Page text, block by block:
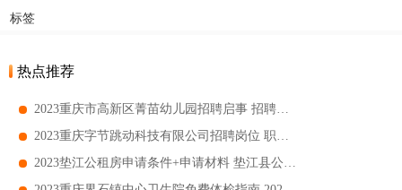
标签
热点推荐
2023重庆市高新区菁苗幼儿园招聘启事 招聘岗位及职位要求一览
2023重庆字节跳动科技有限公司招聘岗位 职位描述及要求一览
2023垫江公租房申请条件+申请材料 垫江县公租房申请指南